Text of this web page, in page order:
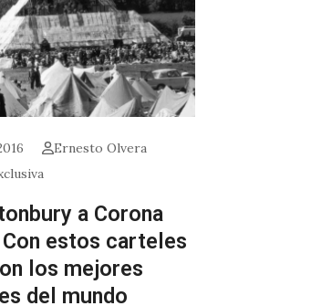
Ernesto Olvera
a Corona
estos carteles
los mejores
del mundo